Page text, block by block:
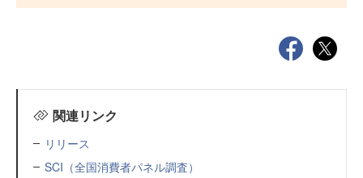
関連リンク
リリース
SCI（全国消費者パネル調査）